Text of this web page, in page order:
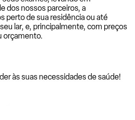
dos nossos parceiros, a
perto de sua residência ou até
lar, e, principalmente, com preços
orçamento.
às suas necessidades de saúde!